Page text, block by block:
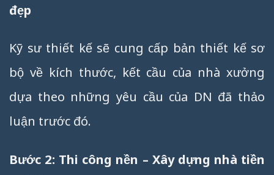
đẹp
Kỹ sư thiết kế sẽ cung cấp bản thiết kế sơ
bộ về kích thước, kết cầu của nhà xưởng
dựa theo những yêu cầu của DN đã thảo
luận trước đó.
Bước 2: Thi công nền – Xây dựng nhà tiền